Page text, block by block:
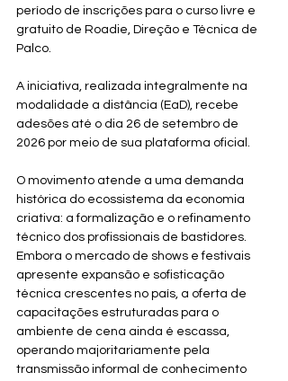
período de inscrições para o curso livre e
gratuito de Roadie, Direção e Técnica de
Palco.
A iniciativa, realizada integralmente na
modalidade a distância (EaD), recebe
adesões até o dia 26 de setembro de
2026 por meio de sua plataforma oficial.
O movimento atende a uma demanda
histórica do ecossistema da economia
criativa: a formalização e o refinamento
técnico dos profissionais de bastidores.
Embora o mercado de shows e festivais
apresente expansão e sofisticação
técnica crescentes no país, a oferta de
capacitações estruturadas para o
ambiente de cena ainda é escassa,
operando majoritariamente pela
transmissão informal de conhecimento